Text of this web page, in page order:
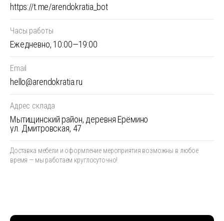
https://t.me/arendokratia_bot
Ежедневно, 10:00—19:00
Часы работы
hello@arendokratia.ru
Email
Мытищинский район, деревня Ерёмино
ул. Дмитровская, 47
Адрес склада
Доставка мебели и оформление мероприятия возможны в любое
время — мы работаем круглосуточно!